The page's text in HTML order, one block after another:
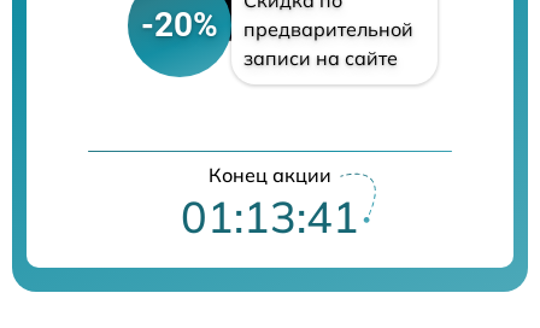
-20%
предварительной
записи на сайте
Конец акции
01:13:40